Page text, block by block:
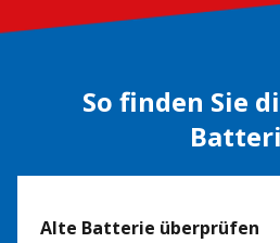
So finden Sie
Alte Batterie überprüfen